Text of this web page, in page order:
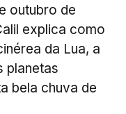
outubro de
explica como
da Lua, a
planetas
bela chuva de